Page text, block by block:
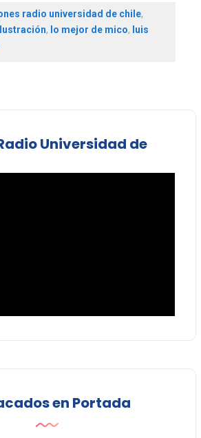
radio universidad de chile,
, lo mejor de mico, luis
Universidad de
en Portada